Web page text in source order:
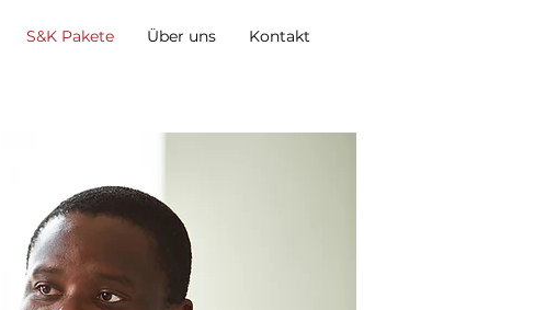
S&K Pakete Über uns Kontakt